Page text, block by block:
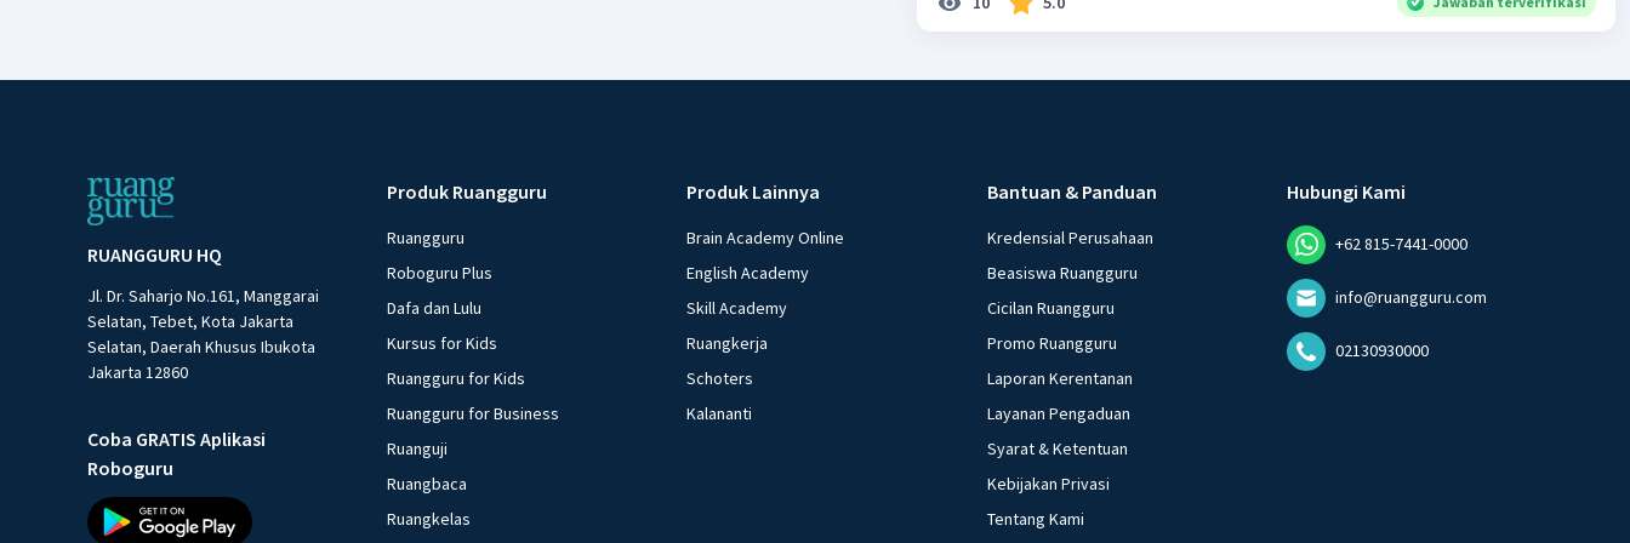
RUANGGURU HQ
Jl. Dr. Saharjo No.161, Manggarai
Selatan, Tebet, Kota Jakarta
Selatan, Daerah Khusus Ibukota
Jakarta 12860
Coba GRATIS Aplikasi
Roboguru
Produk Ruangguru
Ruangguru
Roboguru Plus
Dafa dan Lulu
Kursus for Kids
Ruangguru for Kids
Ruangguru for Business
Ruanguji
Ruangbaca
Ruangkelas
Produk Lainnya
Brain Academy Online
English Academy
Skill Academy
Ruangkerja
Schoters
Kalananti
Bantuan & Panduan
Kredensial Perusahaan
Beasiswa Ruangguru
Cicilan Ruangguru
Promo Ruangguru
Laporan Kerentanan
Layanan Pengaduan
Syarat & Ketentuan
Kebijakan Privasi
Tentang Kami
Hubungi Kami
+62 815-7441-0000
info@ruangguru.com
02130930000